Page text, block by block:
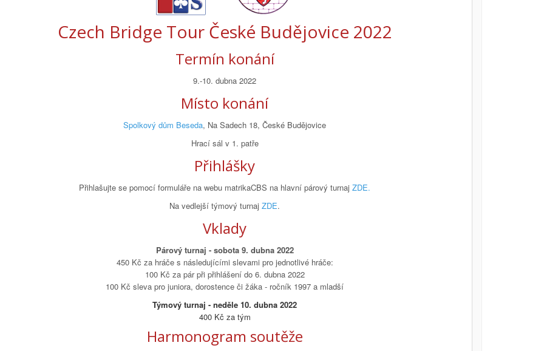
Czech Bridge Tour České Budějovice 2022
Termín konání
9.-10. dubna 2022
Místo konání
Spolkový dům Beseda, Na Sadech 18, České Budějovice
Hrací sál v 1. patře
Přihlášky
Přihlašujte se pomocí formuláře na webu matrikaCBS na hlavní párový turnajZDE.
Na vedlejší týmový turnajZDE.
Vklady
Párový turnaj - sobota 9. dubna 2022
450 Kč za hráče s následujícími slevami pro jednotlivé hráče:
100 Kč za pár při přihlášení do 6. dubna 2022
100 Kč sleva pro juniora, dorostence či žáka - ročník 1997 a mladší
Týmový turnaj - neděle 10. dubna 2022
400 Kč za tým
Harmonogram soutěže